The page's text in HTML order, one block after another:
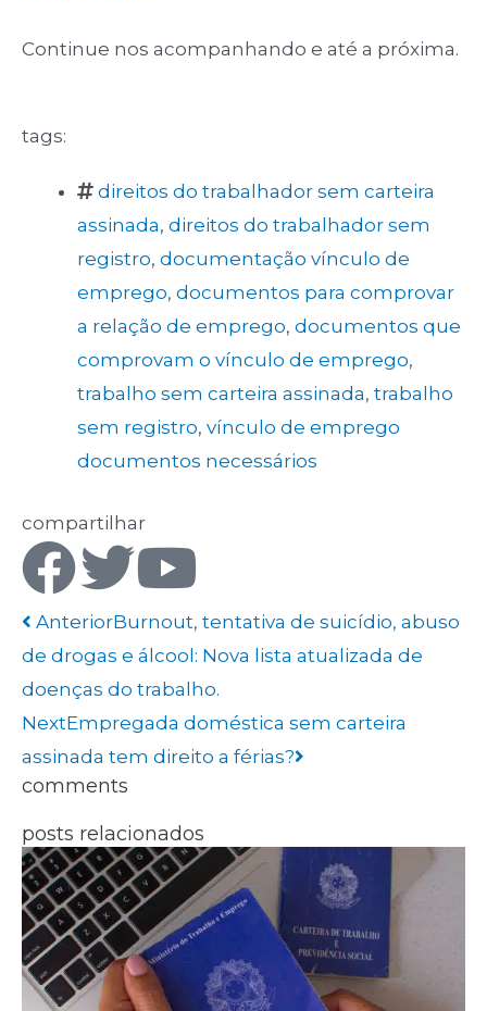
Continue nos acompanhando e até a próxima.
tags:
direitos do trabalhador sem carteira
assinada, direitos do trabalhador sem
registro, documentação vínculo de
emprego, documentos para comprovar
a relação de emprego, documentos que
comprovam o vínculo de emprego,
trabalho sem carteira assinada, trabalho
sem registro, vínculo de emprego
documentos necessários
compartilhar
AnteriorBurnout, tentativa de suicídio, abuso
de drogas e álcool: Nova lista atualizada de
doenças do trabalho.
NextEmpregada doméstica sem carteira
assinada tem direito a férias?
comments
posts relacionados